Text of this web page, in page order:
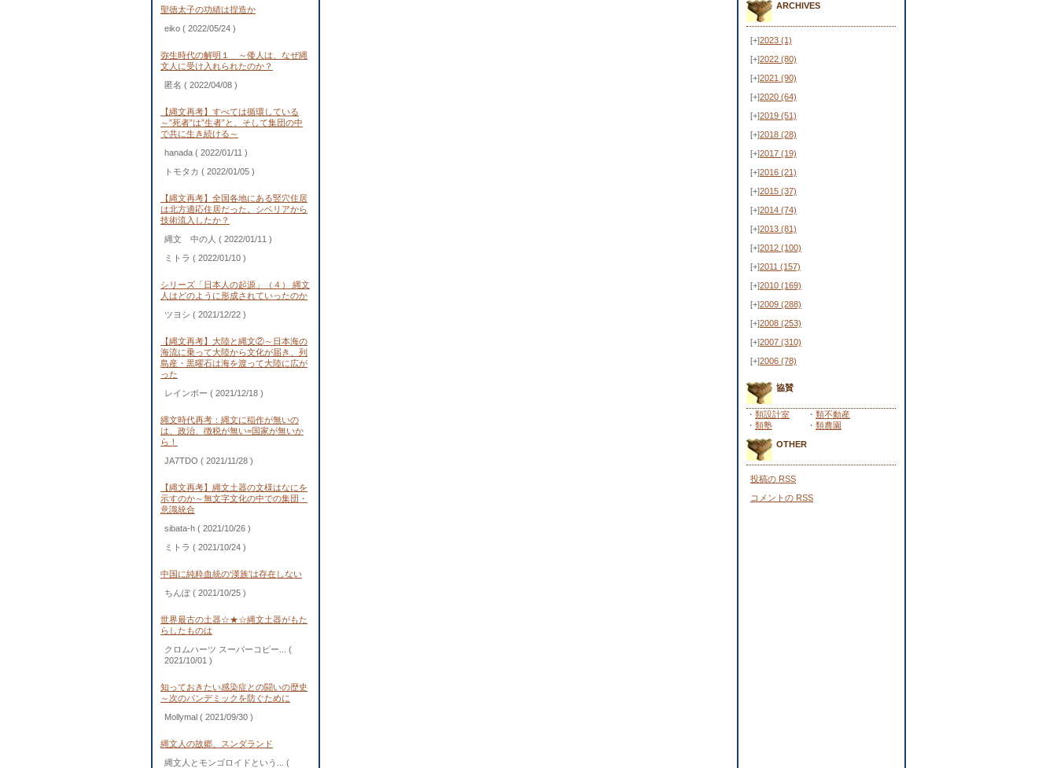
聖徳太子の功績は捏造か
eiko ( 2022/05/24 )
弥生時代の解明１ ～倭人は、なぜ縄
文人に受け入れられたのか？
匿名 ( 2022/04/08 )
【縄文再考】すべては循環している
～”死者”は”生者”と、そして集団の中
で共に生き続ける～
hanada ( 2022/01/11 )
トモタカ ( 2022/01/05 )
【縄文再考】全国各地にある竪穴住居
は北方適応住居だった。シベリアから
技術流入したか？
縄文 中の人 ( 2022/01/11 )
ミトラ ( 2022/01/10 )
シリーズ「日本人の起源」（４） 縄文
人はどのように形成されていったのか
ツヨシ ( 2021/12/22 )
【縄文再考】大陸と縄文②～日本海の
海流に乗って大陸から文化が届き、列
島産・黒曜石は海を渡って大陸に広が
った
レインボー ( 2021/12/18 )
縄文時代再考：縄文に稲作が無いの
は、政治、徴税が無い=国家が無いか
ら！
JA7TDO ( 2021/11/28 )
【縄文再考】縄文土器の文様はなにを
示すのか～無文字文化の中での集団・
意識統合
sibata-h ( 2021/10/26 )
ミトラ ( 2021/10/24 )
中国に純粋血統の‘漢族’は存在しない
ちんぽ( 2021/10/25 )
世界最古の土器☆★☆縄文土器がもた
らしたものは
クロムハーツ スーパーコピー... (
2021/10/01 )
知っておきたい感染症との闘いの歴史
～次のパンデミックを防ぐために
Mollymal ( 2021/09/30 )
縄文人の故郷、スンダランド
縄文人とモンゴロイドという... (
ARCHIVES
[+]2023 (1)
[+]2022 (80)
[+]2021 (90)
[+]2020 (64)
[+]2019 (51)
[+]2018 (28)
[+]2017 (19)
[+]2016 (21)
[+]2015 (37)
[+]2014 (74)
[+]2013 (81)
[+]2012 (100)
[+]2011 (157)
[+]2010 (169)
[+]2009 (288)
[+]2008 (253)
[+]2007 (310)
[+]2006 (78)
協賛
・ 類設計室 ・ 類不動産
・ 類塾 ・ 類農園
OTHER
投稿の RSS
コメントの RSS